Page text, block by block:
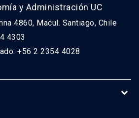
y Administración UC
4860, Macul. Santiago, Chile
4303
+56 2 2354 4028